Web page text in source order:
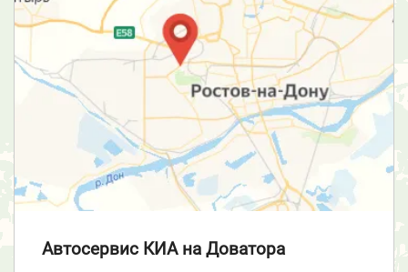
Автосервис КИА на Доватора